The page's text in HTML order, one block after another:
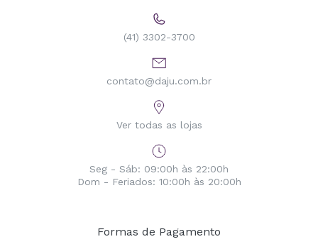
(41) 3302-3700
contato@daju.com.br
Ver todas as lojas
Seg - Sáb: 09:00h às 22:00h
Dom - Feriados: 10:00h às 20:00h
Formas de Pagamento